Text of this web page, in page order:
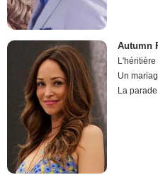
Autumn
L'héritière
Un
La